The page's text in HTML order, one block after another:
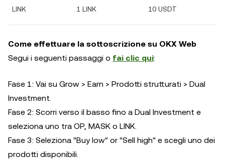
LINK 1 LINK 10 USDT
Come effettuare la sottoscrizione su OKX Web
Segui i seguenti passaggi o fai clic qui:
Fase 1: Vai su Grow > Earn > Prodotti strutturati > Dual
Investment.
Fase 2: Scorri verso il basso fino a Dual Investment e
seleziona uno tra OP, MASK o LINK.
Fase 3: Seleziona "Buy low" or "Sell high" e scegli uno dei
prodotti disponibili.